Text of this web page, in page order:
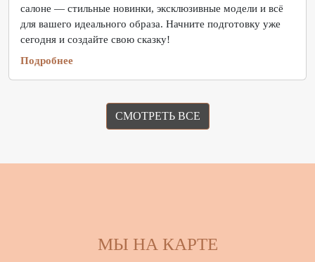
салоне — стильные новинки, эксклюзивные модели и всё
для вашего идеального образа. Начните подготовку уже
сегодня и создайте свою сказку!
Подробнее
СМОТРЕТЬ ВСЕ
МЫ НА КАРТЕ